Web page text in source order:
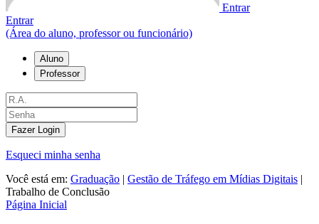
Entrar
Entrar
(Área do aluno, professor ou funcionário)
Aluno
Professor
Fazer Login
Esqueci minha senha
Você está em: Graduação | Gestão de Tráfego em Mídias Digitais |
Trabalho de Conclusão
Página Inicial